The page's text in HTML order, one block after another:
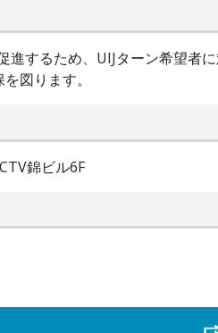
進するため、UIJターン希望者
図ります。
錦ビル6F